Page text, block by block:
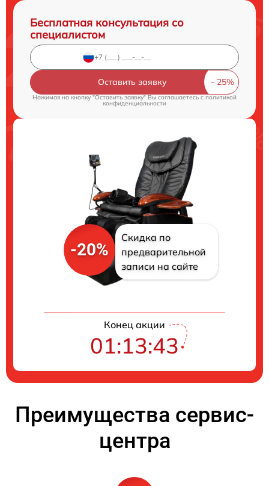
Бесплатная консультация со
специалистом
Оставить заявку
Нажимая на кнопку "Оставить заявку" Вы соглашаетесь cполитикой
конфиденциальности
-20%
Скидка по
предварительной
записи на сайте
Конец акции
01:13:42
Преимущества сервис-
центра